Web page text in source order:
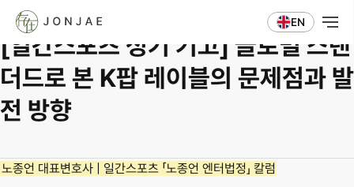
EN
칼럼 ⋅ 자문
[일간스포츠 정기 기고] 글로벌 스탠
더드로 본 K팝 레이블의 문제점과 발
전 방향
노종언 대표변호사 | 일간스포츠 「노종언 엔터법정」 칼럼